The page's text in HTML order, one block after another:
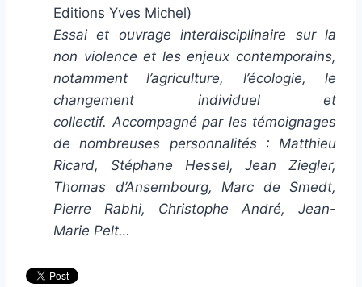
Editions Yves Michel)
Essai et ouvrage interdisciplinaire sur la
non violence et les enjeux contemporains,
notamment l’agriculture, l’écologie, le
changement individuel et
collectif. Accompagné par les témoignages
de nombreuses personnalités : Matthieu
Ricard, Stéphane Hessel, Jean Ziegler,
Thomas d’Ansembourg, Marc de Smedt,
Pierre Rabhi, Christophe André, Jean-
Marie Pelt…